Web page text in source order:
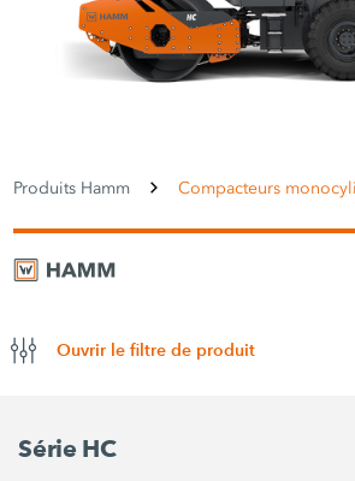
Produits Hamm Compacteurs
Ouvrir le filtre de produit
Série HC